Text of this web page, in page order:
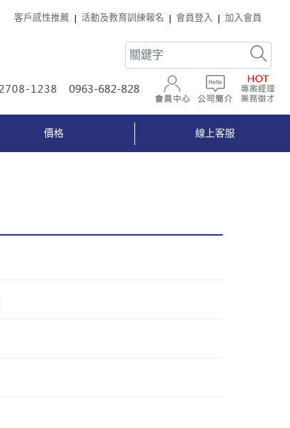
客戶感性推薦 活動及教育訓練報名 會員登入 加入會員
0963-682-828會員中心 公司簡介
價格 線上客服